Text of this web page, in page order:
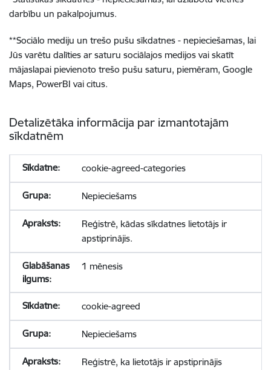
darbību un pakalpojumus.
**Sociālo mediju un trešo pušu sīkdatnes - nepieciešamas, lai
Jūs varētu dalīties ar saturu sociālajos medijos vai skatīt
mājaslapai pievienoto trešo pušu saturu, piemēram, Google
Maps, PowerBI vai citus.
Detalizētāka informācija par izmantotajām
sīkdatnēm
cookie-agreed-categories
Nepieciešams
Reģistrē, kādas sīkdatnes lietotājs ir
apstiprinājis.
1 mēnesis
cookie-agreed
Nepieciešams
Reģistrē, ka lietotājs ir apstiprinājis